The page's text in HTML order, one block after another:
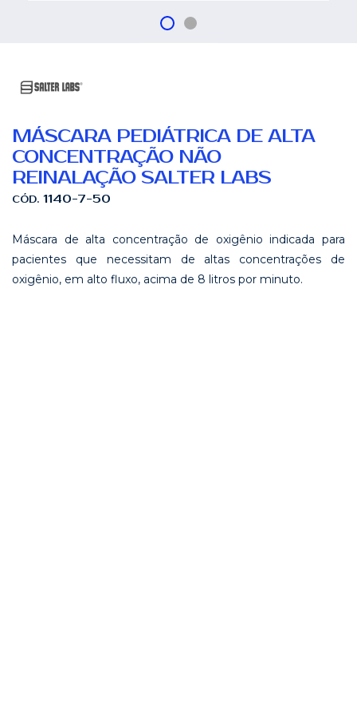
MÁSCARA PEDIÁTRICA DE ALTA
CONCENTRAÇÃO NÃO
REINALAÇÃO SALTER LABS
CÓD. 1140-7-50
Máscara de alta concentração de oxigênio indicada para
pacientes que necessitam de altas concentrações de
oxigênio, em alto fluxo, acima de 8 litros por minuto.